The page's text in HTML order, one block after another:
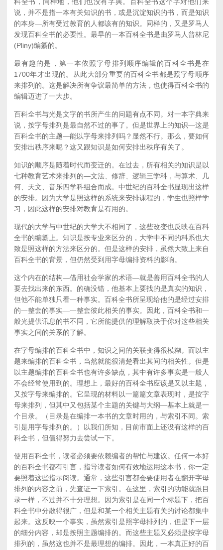
科全书，同样地，他们也没有字典。百科全书这个字对他们来
说，并不是指一本有关知识的书，或是沉淀知识的书，而是知识
的本身—所有受过教育的人都该有的知识。同样的，又是罗马人
发现百科全书的必要性。最早的一本百科全书是由罗马人普林尼
(Pliny)编纂的。
最有趣的是，第一本依照字母排列顺序编辑的百科全书是在
1700年才出现的。从此大部分重要的百科全书都是照字母顺序
来排列的。这是解决所有争议最简单的方法，也使得百科全书的
编辑迈进了一大步。
百科全书与光是文字的书所产生的问题有点不同。对一本字典来
说，按字母排列是最自然不过的事了。但是世界上的知识—这是
百科全书的主题—能以字母来排列吗？显然不行。那么，要如何
安排出秩序来呢？这又跟知识是如何安排出秩序有关了。
知识的顺序是随着时代而变迁的。在过去，所有相关的知识是以
七种教育艺术来排列的—文法、修辞、逻辑三学科，与算术、几
何、天文、音乐四学科组合而成。中世纪的百科全书显现出这样
的安排。因为大学是照这样的系统来安排课程的，学生也照样学
习，因此这样的安排对教育是有用的。
现代的大学与中世纪的大学大不相同了，这些改变也反映在百科
全书的编纂上。知识是按专业来区分的，大学中不同的科系也大
致是照这样的方法来区分的。但是这样的安排，虽然大致上来自
百科全书的背景，但仍然受到用字母编排资料的影响。
这个内在的结构—借用社会学家的术语—就是善用百科全书的人
要去找出来的东西。的确没错，他基本上要找的是真实的知识，
但他不能单独只看一种事实。百科全书所呈现给他的是经过安排
的一整套的事实—一整套彼此相关的事实。因此，百科全书和一
般光提供讯息的书不同，它所能提供的理解取决于你对这些相关
事实之间的关系的了解。
在字母编排的百科全书中，知识之间的关联变得很模糊。而以主
题来编排的百科全书，当然就能很清楚看出其间的相关性。但是
以主题编排的百科全书也有许多缺点，其中有许多事实是一般人
不会经常使用到的。理想上，最好的百科全书应该是又以主题，
又按字母来编排的。它呈现的材料以一篇篇文章表现时，是按字
母来排列，但其中又包括某个主题的关键与大纲—基本上就是一
个目录。（目录是在编排一本书的文章时用的，与索引不同。索
引是用字母排列的。）以我们所知，目前市面上还没有这样的百
科全书，但值得努力去尝试一下。
使用百科全书，读者必须要依赖编者的帮忙与建议。任何一本好
的百科全书都有引言，指导读者如何有效地运用这本书，你一定
要照着这些指示阅读。通常，这些引言都会要使用者在翻开字母
排列的内容之前，先查证一下索引。在这里，索引的功能就跟目
录一样，不过并不十分理想。因为索引是在同一个标题下，把百
科全书中分散得很广，但是和某一个相关主题有关的讨论都集中
起来。这反映一个事实，虽然索引是照字母排列的，但是下一层
的细分内容，却是按照主题编排的。而这些主题又必须是按字母
排列的，虽然这也并不是最理想的编排。因此，一本真正好的百